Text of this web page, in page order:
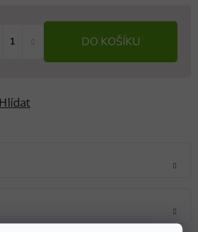
DO KOŠÍKU
Hlídat